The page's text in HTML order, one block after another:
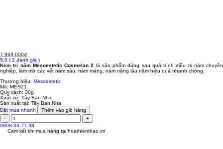
7.969.000đ
5,0 ( 2 đánh giá )
Kem trị nám Mesoestetic Cosmelan 2 là sản phẩm dùng sau quá trình điều trị nám chuyên
nghiệp, làm mờ các vết nám sâu, nám mảng, nám nặng lâu năm hiệu quả nhanh chóng.
Thương hiệu: Mesoestetic
Mã: MES21
Quy cách: 30g
Xuất xứ: Tây Ban Nha
Sản xuất tại: Tây Ban Nha
Đặt mua nhanh
Thêm vào giỏ hàng
0908.36.77.38
Cam kết khi mua hàng tại hoathienthao.vn